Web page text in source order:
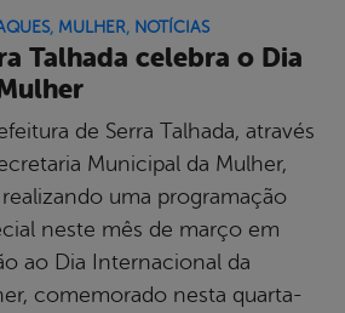
, MULHER, NOTÍCIAS
Talhada celebra o Dia
de Serra Talhada, através
Municipal da Mulher,
uma programação
neste mês de março em
ao Dia Internacional da
comemorado nesta quarta-